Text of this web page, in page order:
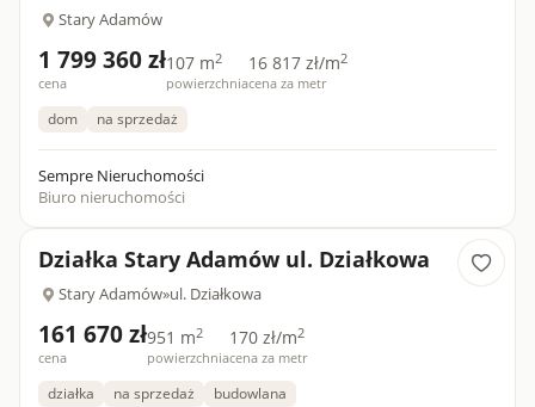
Stary Adamów
1 799 360 zł
cena
107 m2
powierzchnia
16 817 zł/m2
cena za metr
dom na sprzedaż
Sempre Nieruchomości
Biuro nieruchomości
Działka Stary Adamów ul. Działkowa
Stary Adamów»ul. Działkowa
161 670 zł
cena
951 m2
powierzchnia
170 zł/m2
cena za metr
działka na sprzedaż budowlana